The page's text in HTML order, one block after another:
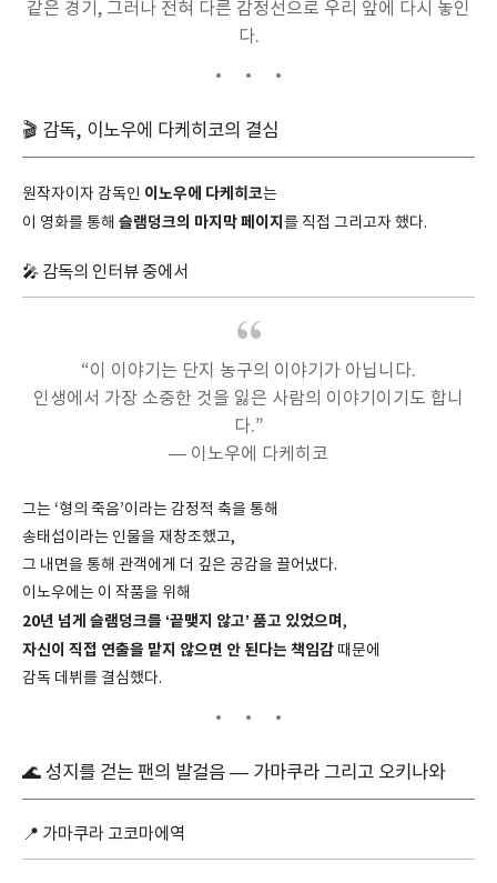
같은 경기, 그러나 전혀 다른 감정선으로 우리 앞에 다시 놓인
다.
🎬 감독, 이노우에 다케히코의 결심
원작자이자 감독인 이노우에 다케히코는
이 영화를 통해 슬램덩크의 마지막 페이지 를 직접 그리고자 했다.
🎤 감독의 인터뷰 중에서
“이 이야기는 단지 농구의 이야기가 아닙니다.
인생에서 가장 소중한 것을 잃은 사람의 이야기이기도 합니
다.”
— 이노우에 다케히코
그는 ‘형의 죽음’이라는 감정적 축을 통해
송태섭이라는 인물을 재창조했고,
그 내면을 통해 관객에게 더 깊은 공감을 끌어냈다.
이노우에는 이 작품을 위해
20년 넘게 슬램덩크를 ‘끝맺지 않고’ 품고 있었으며,
자신이 직접 연출을 맡지 않으면 안 된다는 책임감 때문에
감독 데뷔를 결심했다.
🌊 성지를 걷는 팬의 발걸음 — 가마쿠라 그리고 오키나와
📍 가마쿠라 고코마에역